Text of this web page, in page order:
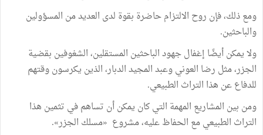
ومع ذلك، فإن روح الالتزام حاضرة بقوة لدى العديد من المسؤولين
والباحثين.
ولا يمكن أيضًا إغفال جهود الباحثين المستقلين، الشغوفين بقضية
الجزر، مثل رضا العوني وعبد المجيد الدبار، الذين يكرسون وقتهم
للدفاع عن هذا التراث الطبيعي.
ومن بين المشاريع المهمة التي كان يمكن أن تساهم في تثمين هذا
التراث الطبيعي مع الحفاظ عليه، مشروع «مسلك الجزر».